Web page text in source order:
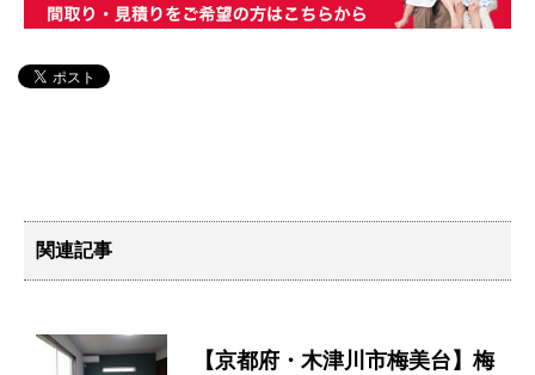
関連記事
【京都府・木津川市梅美台】梅